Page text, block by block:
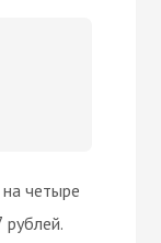
четыре
рублей.